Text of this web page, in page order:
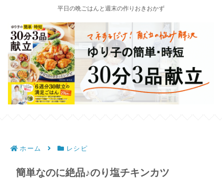
平日の晩ごはんと週末の作りおきおかず
ホーム レシピ
簡単なのに絶品♪のり塩チキンカツ